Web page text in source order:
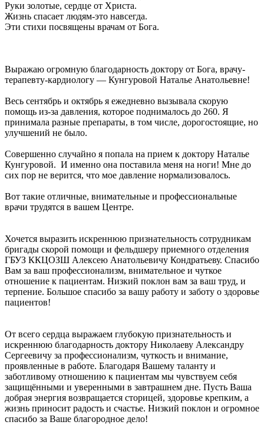
Руки золотые, сердце от Христа.
Жизнь спасает людям-это навсегда.
Эти стихи посвящены врачам от Бога.
Выражаю огромную благодарность доктору от Бога, врачу-
терапевту-кардиологу — Кунгуровой Наталье Анатольевне!
Весь сентябрь и октябрь я ежедневно вызывала скорую
помощь из-за давления, которое поднималось до 260. Я
принимала разные препараты, в том числе, дорогостоящие, но
улучшений не было.
Совершенно случайно я попала на прием к доктору Наталье
Кунгуровой. И именно она поставила меня на ноги! Мне до
сих пор не верится, что мое давление нормализовалось.
Вот такие отличные, внимательные и профессиональные
врачи трудятся в вашем Центре.
Хочется выразить искреннюю признательность сотрудникам
бригады скорой помощи и фельдшеру приемного отделения
ГБУЗ ККЦОЗШ Алексею Анатольевичу Кондратьеву. Спасибо
Вам за ваш профессионализм, внимательное и чуткое
отношение к пациентам. Низкий поклон вам за ваш труд, и
терпение. Большое спасибо за вашу работу и заботу о здоровье
пациентов!
От всего сердца выражаем глубокую признательность и
искреннюю благодарность доктору Николаеву Александру
Сергеевичу за профессионализм, чуткость и внимание,
проявленные в работе. Благодаря Вашему таланту и
заботливому отношению к пациентам мы чувствуем себя
защищёнными и уверенными в завтрашнем дне. Пусть Ваша
добрая энергия возвращается сторицей, здоровье крепким, а
жизнь приносит радость и счастье. Низкий поклон и огромное
спасибо за Ваше благородное дело!